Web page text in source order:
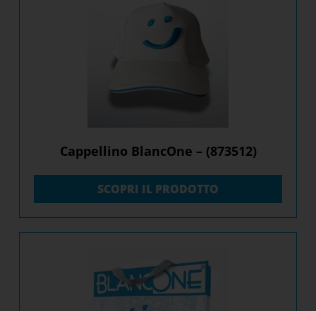
Cappellino BlancOne – (873512)
SCOPRI IL PRODOTTO